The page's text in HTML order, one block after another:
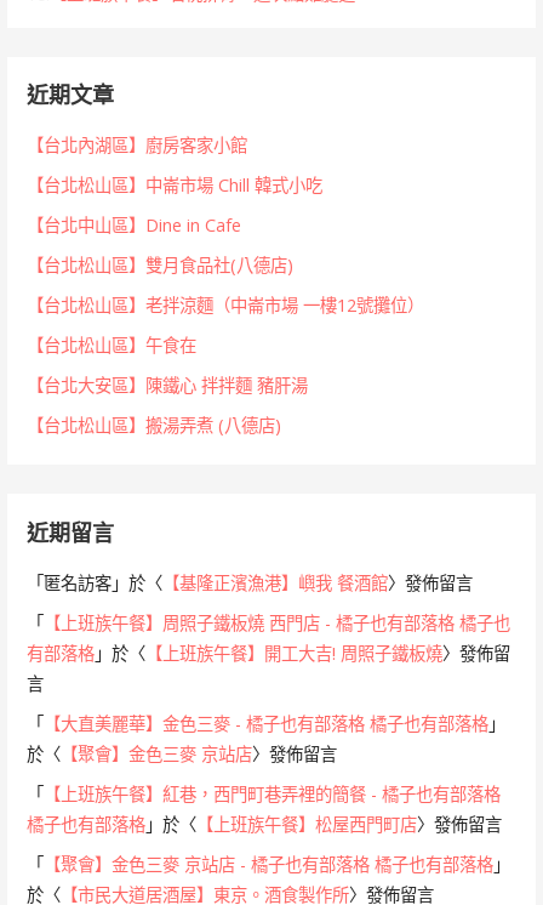
近期文章
【台北內湖區】廚房客家小館
【台北松山區】中崙市場 Chill 韓式小吃
【台北中山區】Dine in Cafe
【台北松山區】雙月食品社(八德店)
【台北松山區】老拌涼麵（中崙市場 一樓12號攤位）
【台北松山區】午食在
【台北大安區】陳鐵心 拌拌麵 豬肝湯
【台北松山區】搬湯弄煮 (八德店)
近期留言
「匿名訪客 」於〈 【基隆正濱漁港】嶼我 餐酒館〉發佈留言
「
【上班族午餐】周照子鐵板燒 西門店 - 橘子也有部落格 橘子也
有部落格 」於〈 【上班族午餐】開工大吉! 周照子鐵板燒〉發佈留
言
「
【大直美麗華】金色三麥 - 橘子也有部落格 橘子也有部落格 」
於〈 【聚會】金色三麥 京站店〉發佈留言
「
【上班族午餐】紅巷，西門町巷弄裡的簡餐 - 橘子也有部落格
橘子也有部落格 」於〈 【上班族午餐】松屋西門町店〉發佈留言
「
【聚會】金色三麥 京站店 - 橘子也有部落格 橘子也有部落格 」
於〈 【市民大道居酒屋】東京。酒食製作所〉發佈留言